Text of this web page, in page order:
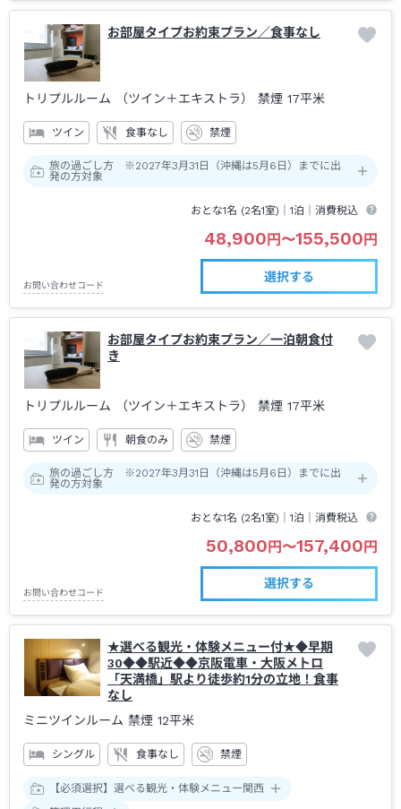
お部屋タイプお約束プラン／食事なし
トリプルルーム （ツイン＋エキストラ） 禁煙 17平米
ツイン 食事なし 禁煙
旅の過ごし方 ※2027年3月31日（沖縄は5月6日）までに出
発の方対象
おとな1名 (2名1室)｜1泊 ｜消費税込
48,900 円 〜155,500 円
お問い合わせコード
選択する
お部屋タイプお約束プラン／一泊朝食付
き
トリプルルーム （ツイン＋エキストラ） 禁煙 17平米
ツイン 朝食のみ 禁煙
旅の過ごし方 ※2027年3月31日（沖縄は5月6日）までに出
発の方対象
おとな1名 (2名1室)｜1泊 ｜消費税込
50,800 円 〜157,400 円
お問い合わせコード
選択する
★選べる観光・体験メニュー付★◆早期
30◆◆駅近◆◆京阪電車・大阪メトロ
「天満橋」駅より徒歩約1分の立地！食事
なし
ミニツインルーム 禁煙 12平米
シングル 食事なし 禁煙
【必須選択】選べる観光・体験メニュー関西